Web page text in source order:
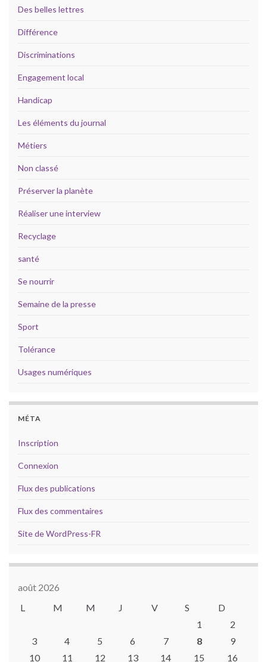
Des belles lettres
Différence
Discriminations
Engagement local
Handicap
Les éléments du journal
Métiers
Non classé
Préserver la planète
Réaliser une interview
Recyclage
santé
Se nourrir
Semaine de la presse
Sport
Tolérance
Usages numériques
MÉTA
Inscription
Connexion
Flux des publications
Flux des commentaires
Site de WordPress-FR
août 2026
L
M M J V S
D
1
2
3
4 5 6 7 8
9
10
11 12 13 14 15 16